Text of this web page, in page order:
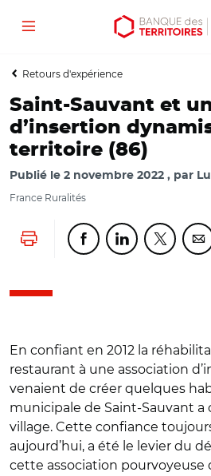
Aller
contenu
Aller
menu
Ouvrir
outils
Menu
Retours d'expérience
Saint-Sauvant et
d’insertion
territoire (86)
Publié le 2 novembre 2022 par
France Ruralités
Lancer l'impressionPartager cette page
Partager cette
En confiant en 2012 la
restaurant à une association
venaient de créer quelques
municipale de Saint-Sauvant a
village. Cette confiance
aujourd’hui, a été le levier du
cette association pourvoyeuse